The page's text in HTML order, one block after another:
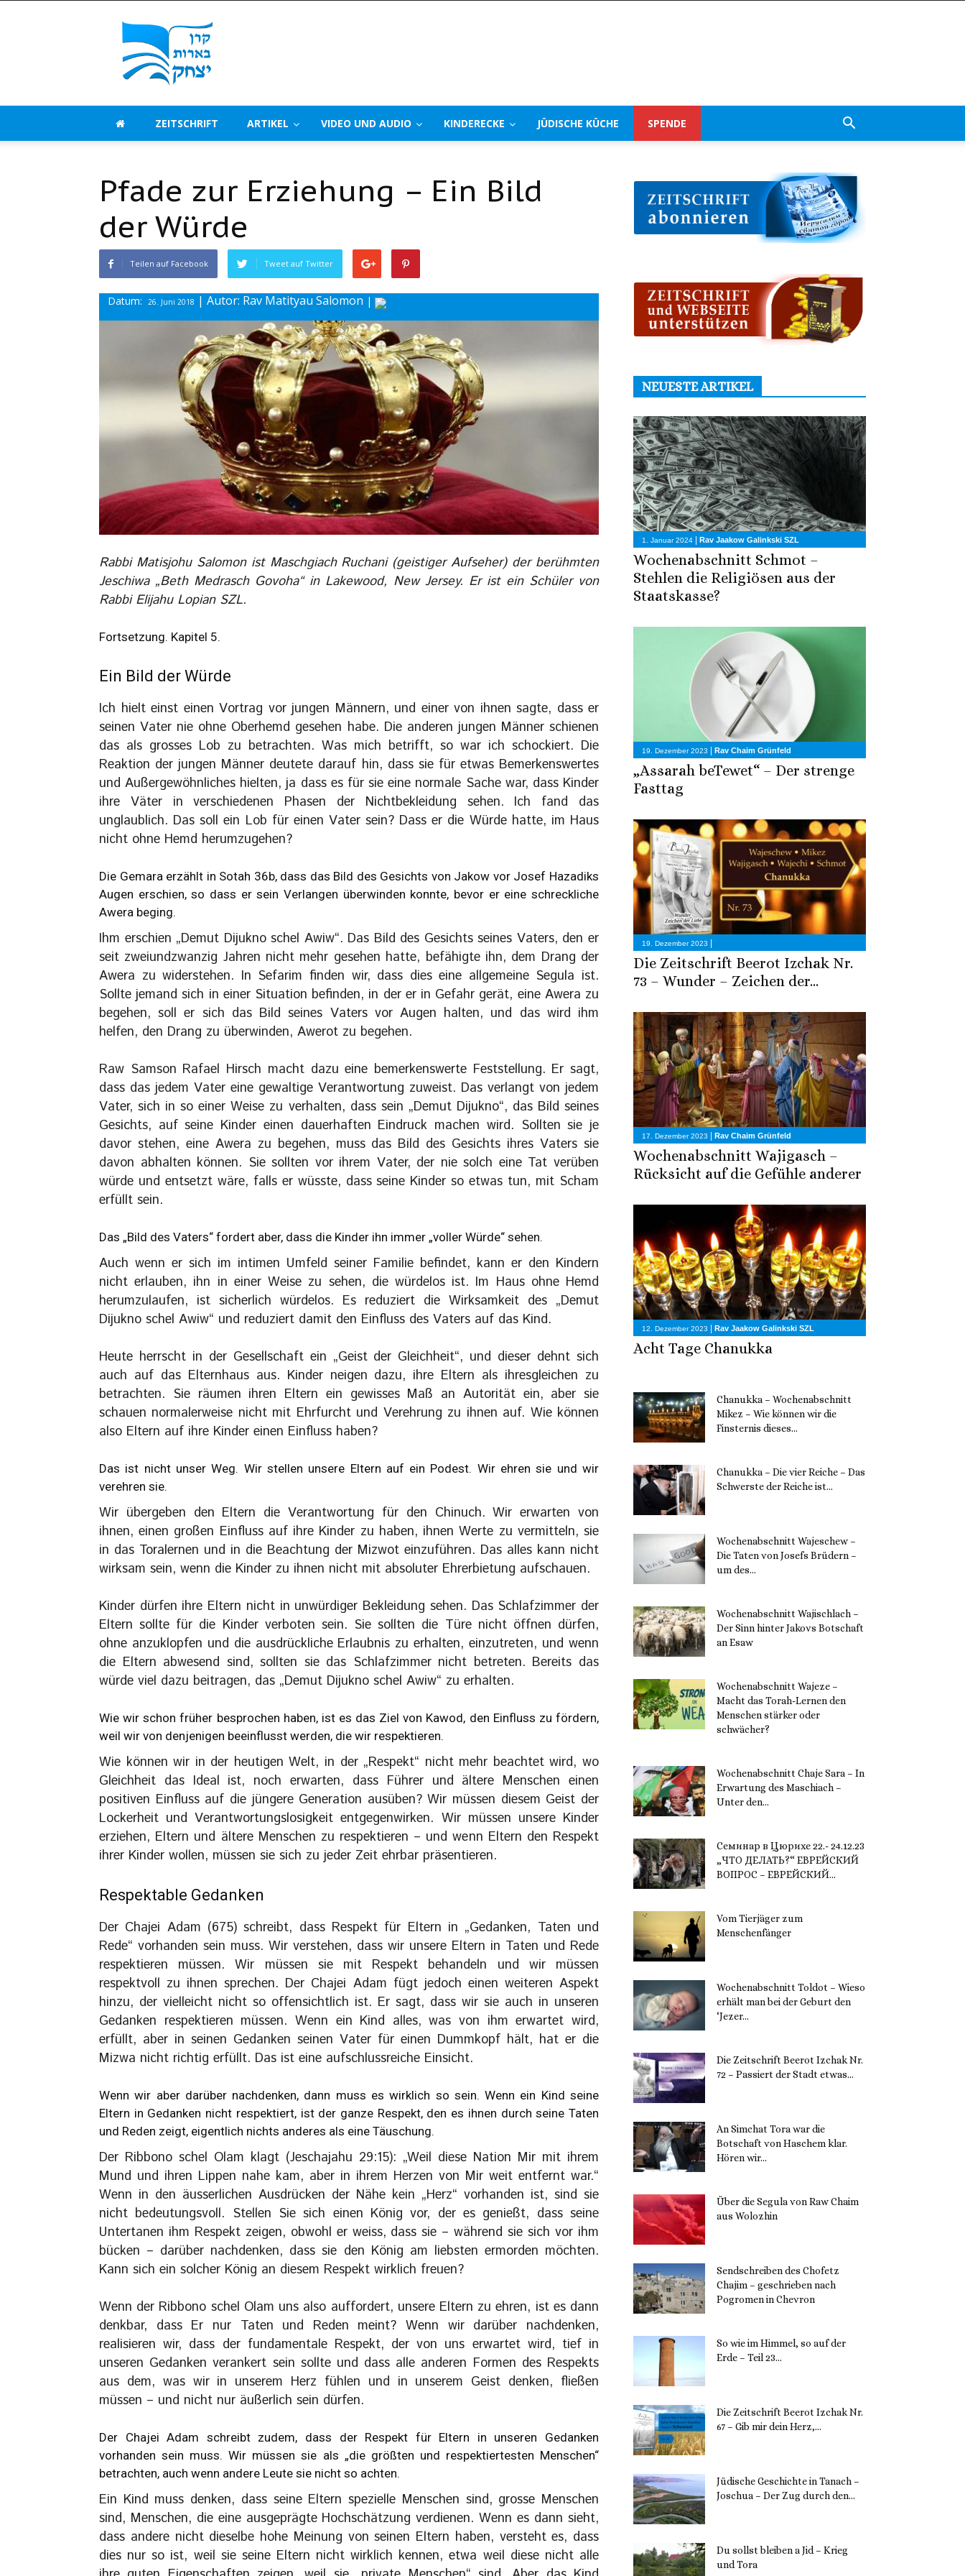
Beerot
Izchak
Deutschland
ZEITSCHRIFT ARTIKEL VIDEO UND AUDIO KINDERECKE JÜDISCHE KÜCHE SPENDE
Pfade zur Erziehung – Ein Bild
der Würde
Teilen auf Facebook Tweet auf Twitter
Datum: 26. Juni 2018 | Autor: Rav Matityau Salomon |
Rabbi Matisjohu Salomon ist Maschgiach Ruchani (geistiger Aufseher) der berühmten
Jeschiwa „Beth Medrasch Govoha“ in Lakewood, New Jersey. Er ist ein Schüler von
Rabbi Elijahu Lopian SZL.
Fortsetzung. Kapitel 5.
Ein Bild der Würde
Ich hielt einst einen Vortrag vor jungen Männern, und einer von ihnen sagte, dass er
seinen Vater nie ohne Oberhemd gesehen habe. Die anderen jungen Männer schienen
das als grosses Lob zu betrachten. Was mich betrifft, so war ich schockiert. Die
Reaktion der jungen Männer deutete darauf hin, dass sie für etwas Bemerkenswertes
und Außergewöhnliches hielten, ja dass es für sie eine normale Sache war, dass Kinder
ihre Väter in verschiedenen Phasen der Nichtbekleidung sehen. Ich fand das
unglaublich. Das soll ein Lob für einen Vater sein? Dass er die Würde hatte, im Haus
nicht ohne Hemd herumzugehen?
Die Gemara erzählt in Sotah 36b, dass das Bild des Gesichts von Jakow vor Josef Hazadiks
Augen erschien, so dass er sein Verlangen überwinden konnte, bevor er eine schreckliche
Awera beging.
Ihm erschien „Demut Dijukno schel Awiw“. Das Bild des Gesichts seines Vaters, den er
seit zweiundzwanzig Jahren nicht mehr gesehen hatte, befähigte ihn, dem Drang der
Awera zu widerstehen. In Sefarim finden wir, dass dies eine allgemeine Segula ist.
Sollte jemand sich in einer Situation befinden, in der er in Gefahr gerät, eine Awera zu
begehen, soll er sich das Bild seines Vaters vor Augen halten, und das wird ihm
helfen, den Drang zu überwinden, Awerot zu begehen.
Raw Samson Rafael Hirsch macht dazu eine bemerkenswerte Feststellung. Er sagt,
dass das jedem Vater eine gewaltige Verantwortung zuweist. Das verlangt von jedem
Vater, sich in so einer Weise zu verhalten, dass sein „Demut Dijukno“, das Bild seines
Gesichts, auf seine Kinder einen dauerhaften Eindruck machen wird. Sollten sie je
davor stehen, eine Awera zu begehen, muss das Bild des Gesichts ihres Vaters sie
davon abhalten können. Sie sollten vor ihrem Vater, der nie solch eine Tat verüben
würde und entsetzt wäre, falls er wüsste, dass seine Kinder so etwas tun, mit Scham
erfüllt sein.
Das „Bild des Vaters“ fordert aber, dass die Kinder ihn immer „voller Würde“ sehen.
Auch wenn er sich im intimen Umfeld seiner Familie befindet, kann er den Kindern
nicht erlauben, ihn in einer Weise zu sehen, die würdelos ist. Im Haus ohne Hemd
herumzulaufen, ist sicherlich würdelos. Es reduziert die Wirksamkeit des „Demut
Dijukno schel Awiw“ und reduziert damit den Einfluss des Vaters auf das Kind.
Heute herrscht in der Gesellschaft ein „Geist der Gleichheit“, und dieser dehnt sich
auch auf das Elternhaus aus. Kinder neigen dazu, ihre Eltern als ihresgleichen zu
betrachten. Sie räumen ihren Eltern ein gewisses Maß an Autorität ein, aber sie
schauen normalerweise nicht mit Ehrfurcht und Verehrung zu ihnen auf. Wie können
also Eltern auf ihre Kinder einen Einfluss haben?
Das ist nicht unser Weg. Wir stellen unsere Eltern auf ein Podest. Wir ehren sie und wir
verehren sie.
Wir übergeben den Eltern die Verantwortung für den Chinuch. Wir erwarten von
ihnen, einen großen Einfluss auf ihre Kinder zu haben, ihnen Werte zu vermitteln, sie
in das Toralernen und in die Beachtung der Mizwot einzuführen. Das alles kann nicht
wirksam sein, wenn die Kinder zu ihnen nicht mit absoluter Ehrerbietung aufschauen.
Kinder dürfen ihre Eltern nicht in unwürdiger Bekleidung sehen. Das Schlafzimmer der
Eltern sollte für die Kinder verboten sein. Sie sollten die Türe nicht öffnen dürfen,
ohne anzuklopfen und die ausdrückliche Erlaubnis zu erhalten, einzutreten, und wenn
die Eltern abwesend sind, sollten sie das Schlafzimmer nicht betreten. Bereits das
würde viel dazu beitragen, das „Demut Dijukno schel Awiw“ zu erhalten.
Wie wir schon früher besprochen haben, ist es das Ziel von Kawod, den Einfluss zu fördern,
weil wir von denjenigen beeinflusst werden, die wir respektieren.
Wie können wir in der heutigen Welt, in der „Respekt“ nicht mehr beachtet wird, wo
Gleichheit das Ideal ist, noch erwarten, dass Führer und ältere Menschen einen
positiven Einfluss auf die jüngere Generation ausüben? Wir müssen diesem Geist der
Lockerheit und Verantwortungslosigkeit entgegenwirken. Wir müssen unsere Kinder
erziehen, Eltern und ältere Menschen zu respektieren – und wenn Eltern den Respekt
ihrer Kinder wollen, müssen sie sich zu jeder Zeit ehrbar präsentieren.
Respektable Gedanken
Der Chajei Adam (675) schreibt, dass Respekt für Eltern in „Gedanken, Taten und
Rede“ vorhanden sein muss. Wir verstehen, dass wir unsere Eltern in Taten und Rede
respektieren müssen. Wir müssen sie mit Respekt behandeln und wir müssen
respektvoll zu ihnen sprechen. Der Chajei Adam fügt jedoch einen weiteren Aspekt
hinzu, der vielleicht nicht so offensichtlich ist. Er sagt, dass wir sie auch in unseren
Gedanken respektieren müssen. Wenn ein Kind alles, was von ihm erwartet wird,
erfüllt, aber in seinen Gedanken seinen Vater für einen Dummkopf hält, hat er die
Mizwa nicht richtig erfüllt. Das ist eine aufschlussreiche Einsicht.
Wenn wir aber darüber nachdenken, dann muss es wirklich so sein. Wenn ein Kind seine
Eltern in Gedanken nicht respektiert, ist der ganze Respekt, den es ihnen durch seine Taten
und Reden zeigt, eigentlich nichts anderes als eine Täuschung.
Der Ribbono schel Olam klagt (Jeschajahu 29:15): „Weil diese Nation Mir mit ihrem
Mund und ihren Lippen nahe kam, aber in ihrem Herzen von Mir weit entfernt war.“
Wenn in den äusserlichen Ausdrücken der Nähe kein „Herz“ vorhanden ist, sind sie
nicht bedeutungsvoll. Stellen Sie sich einen König vor, der es genießt, dass seine
Untertanen ihm Respekt zeigen, obwohl er weiss, dass sie – während sie sich vor ihm
bücken – darüber nachdenken, dass sie den König am liebsten ermorden möchten.
Kann sich ein solcher König an diesem Respekt wirklich freuen?
Wenn der Ribbono schel Olam uns also auffordert, unsere Eltern zu ehren, ist es dann
denkbar, dass Er nur Taten und Reden meint? Wenn wir darüber nachdenken,
realisieren wir, dass der fundamentale Respekt, der von uns erwartet wird, tief in
unseren Gedanken verankert sein sollte und dass alle anderen Formen des Respekts
aus dem, was wir in unserem Herz fühlen und in unserem Geist denken, fließen
müssen – und nicht nur äußerlich sein dürfen.
Der Chajei Adam schreibt zudem, dass der Respekt für Eltern in unseren Gedanken
vorhanden sein muss. Wir müssen sie als „die größten und respektiertesten Menschen“
betrachten, auch wenn andere Leute sie nicht so achten.
Ein Kind muss denken, dass seine Eltern spezielle Menschen sind, grosse Menschen
sind, Menschen, die eine ausgeprägte Hochschätzung verdienen. Wenn es dann sieht,
dass andere nicht dieselbe hohe Meinung von seinen Eltern haben, versteht es, dass
dies nur so ist, weil sie seine Eltern nicht wirklich kennen, etwa weil diese nicht alle
NEUESTE ARTIKEL
1. Januar 2024 | Rav Jaakow Galinkski SZL
Wochenabschnitt Schmot –
Stehlen die Religiösen aus der
Staatskasse?
19. Dezember 2023 | Rav Chaim Grünfeld
„Assarah beTewet“ – Der strenge
Fasttag
19. Dezember 2023 |
Die Zeitschrift Beerot Izchak Nr.
73 – Wunder – Zeichen der...
17. Dezember 2023 | Rav Chaim Grünfeld
Wochenabschnitt Wajigasch –
Rücksicht auf die Gefühle anderer
12. Dezember 2023 | Rav Jaakow Galinkski SZL
Acht Tage Chanukka
Chanukka – Wochenabschnitt
Mikez – Wie können wir die
Finsternis dieses...
Chanukka – Die vier Reiche – Das
Schwerste der Reiche ist...
Wochenabschnitt Wajeschew –
Die Taten von Josefs Brüdern –
um des...
Wochenabschnitt Wajischlach –
Der Sinn hinter Jakovs Botschaft
an Esaw
Wochenabschnitt Wajeze –
Macht das Torah-Lernen den
Menschen stärker oder
schwächer?
Wochenabschnitt Chaje Sara – In
Erwartung des Maschiach –
Unter den...
Семинар в Цюрихе 22.- 24.12.23
„ЧТО ДЕЛАТЬ?“ ЕВРЕЙСКИЙ
ВОПРОС – ЕВРЕЙСКИЙ...
Vom Tierjäger zum
Menschenfänger
Wochenabschnitt Toldot – Wieso
erhält man bei der Geburt den
‘Jezer...
Die Zeitschrift Beerot Izchak Nr.
72 – Passiert der Stadt etwas...
An Simchat Tora war die
Botschaft von Haschem klar.
Hören wir...
Über die Segula von Raw Chaim
aus Wolozhin
Sendschreiben des Chofetz
Chajim – geschrieben nach
Pogromen in Chevron
So wie im Himmel, so auf der
Erde – Teil 23...
Die Zeitschrift Beerot Izchak Nr.
67 – Gib mir dein Herz,...
Jüdische Geschichte in Tanach –
Joschua – Der Zug durch den...
Du sollst bleiben a Jid – Krieg
und Tora